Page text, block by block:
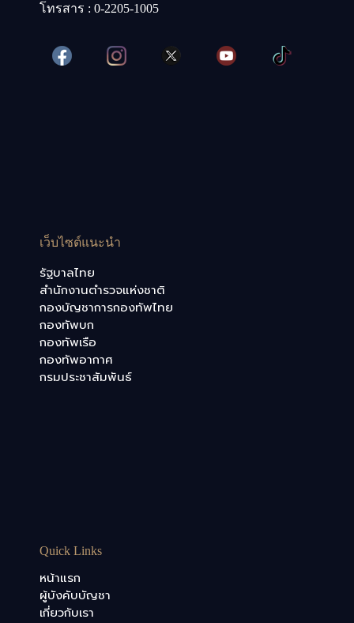
โทรสาร : 0-2205-1005
เว็บไซต์แนะนำ
รัฐบาลไทย
สำนักงานตำรวจแห่งชาติ
กองบัญชาการกองทัพไทย
กองทัพบก
กองทัพเรือ
กองทัพอากาศ
กรมประชาสัมพันธ์
Quick Links
หน้าแรก
ผู้บังคับบัญชา
เกี่ยวกับเรา